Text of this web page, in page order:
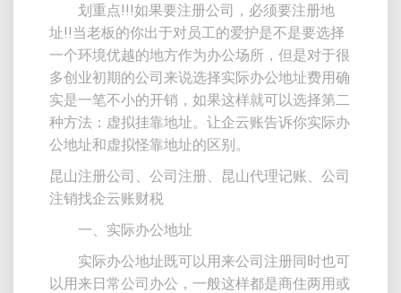
划重点!!!如果要注册公司，必须要注册地
址!!当老板的你出于对员工的爱护是不是要选择
一个环境优越的地方作为办公场所，但是对于很
多创业初期的公司来说选择实际办公地址费用确
实是一笔不小的开销，如果这样就可以选择第二
种方法：虚拟挂靠地址。让企云账告诉你实际办
公地址和虚拟怪靠地址的区别。
昆山注册公司、公司注册、昆山代理记账、公司
注销找企云账财税
一、实际办公地址
实际办公地址既可以用来公司注册同时也可
以用来日常公司办公，一般这样都是商住两用或